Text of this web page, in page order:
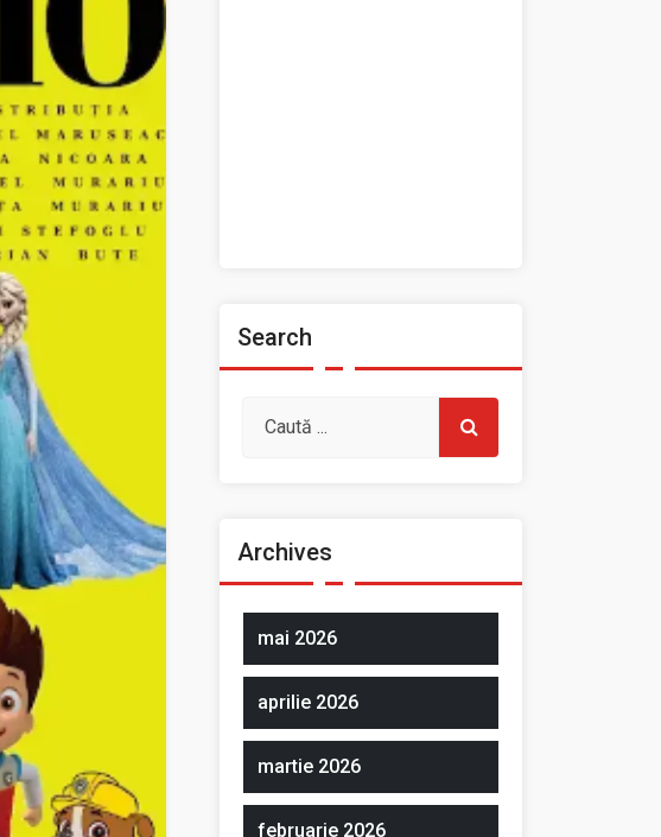
Search
Archives
mai 2026
aprilie 2026
martie 2026
februarie 2026